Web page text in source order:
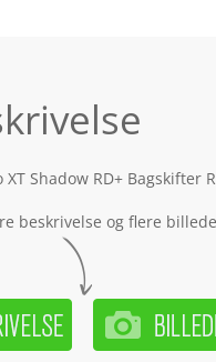
XT Shadow RD+
beskrivelse og flere